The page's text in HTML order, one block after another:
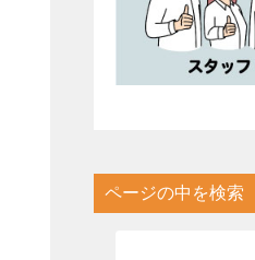
ページの中を検索